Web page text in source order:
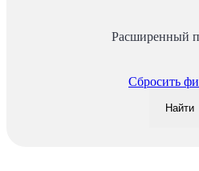
Расширенный
Сбросить
Найти